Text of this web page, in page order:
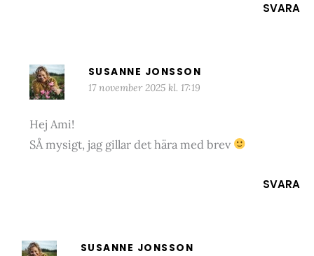
SVARA
SUSANNE JONSSON
17 november 2025 kl. 17:19
Hej Ami!
SÅ mysigt, jag gillar det hära med brev
SVARA
SUSANNE JONSSON